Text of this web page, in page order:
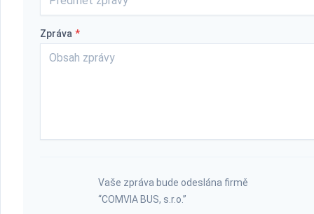
Zpráva *
Vaše zpráva bude odeslána firmě
“COMVIA BUS, s.r.o.”